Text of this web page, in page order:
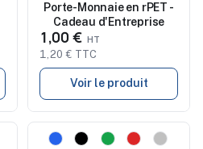
Nouveau
Porte-Monnaie en rPET -
Cadeau d'Entreprise
1,00 €
1,20 € TTC
Voir le produit
Nouveau